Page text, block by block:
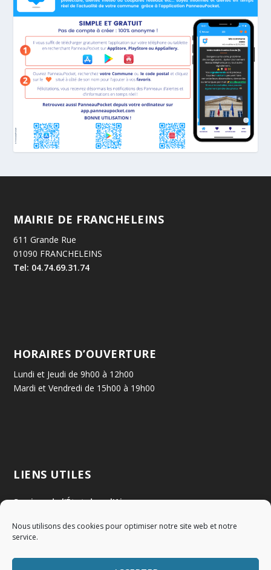
Nous utilisons des cookies pour optimiser notre site web et notre
service.
MAIRIE DE FRANCHELEINS
611 Grande Rue
01090 FRANCHELEINS
Tel: 04.74.69.31.74
HORAIRES D’OUVERTURE
Lundi et Jeudi de 9h00 à 12h00
Mardi et Vendredi de 15h00 à 19h00
LIENS UTILES
Services de l'État dans l'Ain
Communauté de Communes Val de Saône Centre
SMIDOM